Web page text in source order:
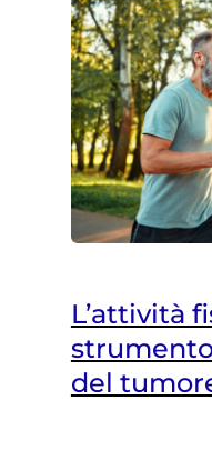
L’attività
del